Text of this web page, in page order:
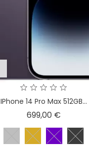
IPhone 14 Pro Max 512GB...
699,00 €Precio